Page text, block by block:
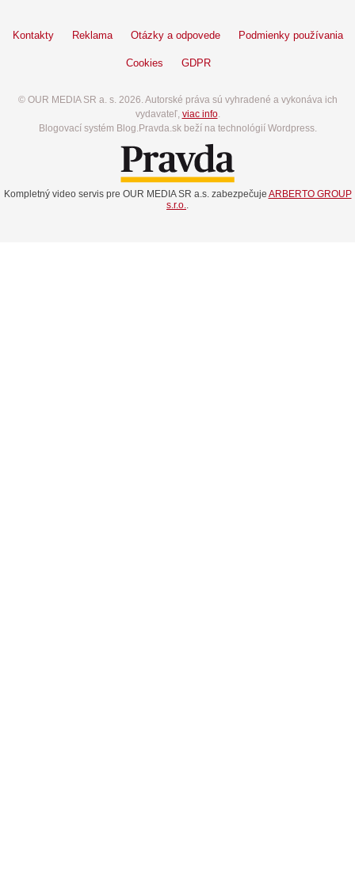
Kontakty Reklama Otázky a odpovede Podmienky používania
Cookies GDPR
© OUR MEDIA SR a. s. 2026. Autorské práva sú vyhradené a vykonáva ich
vydavateľ, viac info.
Blogovací systém Blog.Pravda.sk beží na technológií Wordpress.
Kompletný video servis pre OUR MEDIA SR a.s. zabezpečuje ARBERTO GROUP
s.r.o..